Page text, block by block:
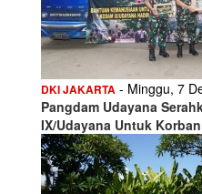
DKI JAKARTA - Minggu, 7
Pangdam Udayana
IX/Udayana Untuk